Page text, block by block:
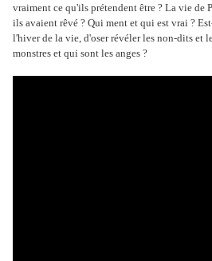
vraiment ce qu'ils prétendent être ? La vie de
ils avaient rêvé ? Qui ment et qui est vrai ?
l'hiver de la vie, d'oser révéler les non-dits et
monstres et qui sont les anges ?